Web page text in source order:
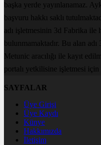
başka yerde yayınlanamaz.
başvuru hakkı saklı
adı işletmesinin 3d Fabrika ile
bulunmamaktadır. Bu alan adı
Metunic aracılığı ile kayıt
portalı yetkilisine işletmesi
SAYFALAR
Üye Girişi
Üye Kaydı
Künye
Hakkımızda
İletişim